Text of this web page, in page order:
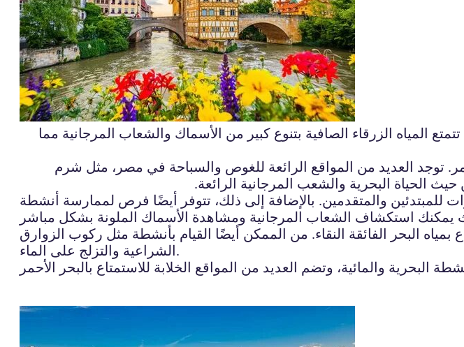
الزرقاء الصافية بتنوع كبير من الأسماك والشعاب المرجانية مما
توجد العديد من المواقع الرائعة للغوص والسباحة في مصر، مثل شرم
الحياة البحرية والشعب المرجانية الرائعة.
والمتقدمين. بالإضافة إلى ذلك، تتوفر أيضًا فرص لممارسة أنشطة
البحر الفائقة النقاء. من الممكن أيضًا القيام بأنشطة مثل ركوب الزوارق
الشراعية والتزلج على الماء.